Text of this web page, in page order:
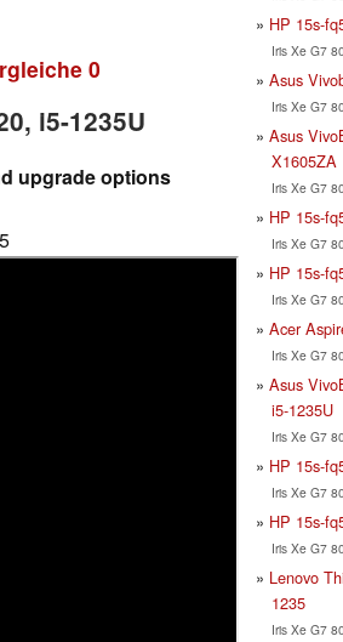
0
i5-1235U
upgrade options
HP 15s-
Iris Xe G7
Asus
Iris Xe G7
Asus
X1605ZA
Iris Xe G7
HP 15s-
Iris Xe G7
HP 15s-
Iris Xe G7
Acer
Iris Xe G7
Asus
i5-1235U
Iris Xe G7
HP 15s-
Iris Xe G7
HP 15s-
Iris Xe G7
Lenovo
1235
Iris Xe G7